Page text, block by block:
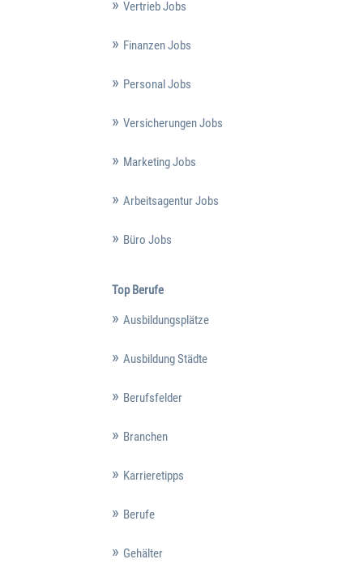
Vertrieb Jobs
Finanzen Jobs
Personal Jobs
Versicherungen Jobs
Marketing Jobs
Arbeitsagentur Jobs
Büro Jobs
Top Berufe
Ausbildungsplätze
Ausbildung Städte
Berufsfelder
Branchen
Karrieretipps
Berufe
Gehälter